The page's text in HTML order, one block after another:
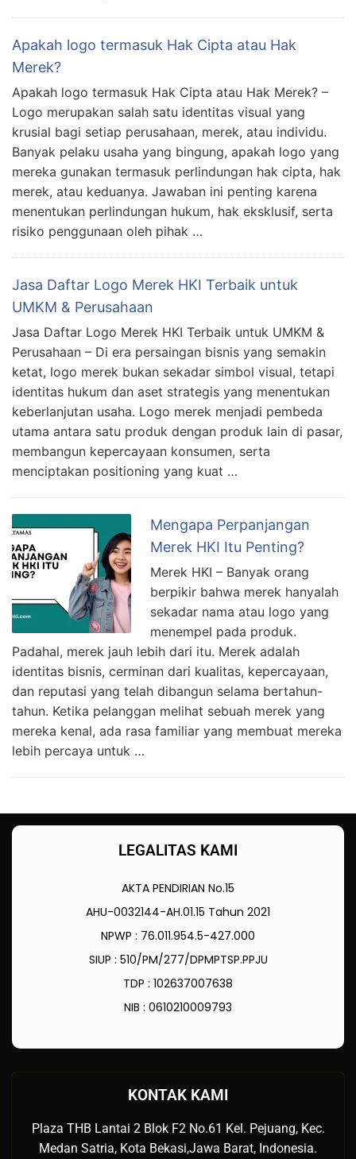
Apakah logo termasuk Hak Cipta atau Hak
Merek?
Apakah logo termasuk Hak Cipta atau Hak Merek? –
Logo merupakan salah satu identitas visual yang
krusial bagi setiap perusahaan, merek, atau individu.
Banyak pelaku usaha yang bingung, apakah logo yang
mereka gunakan termasuk perlindungan hak cipta, hak
merek, atau keduanya. Jawaban ini penting karena
menentukan perlindungan hukum, hak eksklusif, serta
risiko penggunaan oleh pihak …
Jasa Daftar Logo Merek HKI Terbaik untuk
UMKM & Perusahaan
Jasa Daftar Logo Merek HKI Terbaik untuk UMKM &
Perusahaan – Di era persaingan bisnis yang semakin
ketat, logo merek bukan sekadar simbol visual, tetapi
identitas hukum dan aset strategis yang menentukan
keberlanjutan usaha. Logo merek menjadi pembeda
utama antara satu produk dengan produk lain di pasar,
membangun kepercayaan konsumen, serta
menciptakan positioning yang kuat …
Mengapa Perpanjangan
Merek HKI Itu Penting?
Merek HKI – Banyak orang
berpikir bahwa merek hanyalah
sekadar nama atau logo yang
menempel pada produk.
Padahal, merek jauh lebih dari itu. Merek adalah
identitas bisnis, cerminan dari kualitas, kepercayaan,
dan reputasi yang telah dibangun selama bertahun-
tahun. Ketika pelanggan melihat sebuah merek yang
mereka kenal, ada rasa familiar yang membuat mereka
lebih percaya untuk …
LEGALITAS KAMI
AKTA PENDIRIAN No.15
AHU-0032144-AH.01.15 Tahun 2021
NPWP : 76.011.954.5-427.000
SIUP : 510/PM/277/DPMPTSP.PPJU
TDP : 102637007638
NIB : 0610210009793
KONTAK KAMI
Plaza THB Lantai 2 Blok F2 No.61 Kel. Pejuang, Kec.
Medan Satria, Kota Bekasi,Jawa Barat, Indonesia.